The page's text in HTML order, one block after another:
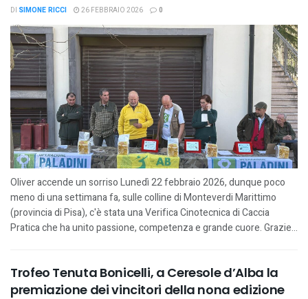
DI SIMONE RICCI 26 FEBBRAIO 2026 0
Oliver accende un sorriso Lunedì 22 febbraio 2026, dunque poco
meno di una settimana fa, sulle colline di Monteverdi Marittimo
(provincia di Pisa), c'è stata una Verifica Cinotecnica di Caccia
Pratica che ha unito passione, competenza e grande cuore. Grazie...
Trofeo Tenuta Bonicelli, a Ceresole d’Alba la
premiazione dei vincitori della nona edizione